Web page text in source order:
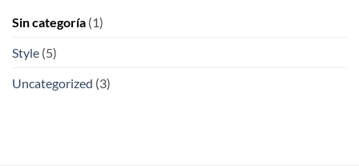
Sin categoría (1)
Style (5)
Uncategorized (3)